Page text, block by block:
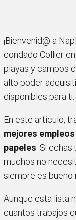
¡Bienvenid@ a
condado Collier
playas y campos
alto poder
disponibles para ti.
En este artículo,
mejores
papeles . Si
muchos no
siempre es bueno
Aunque esta lista
cuantos trabajos